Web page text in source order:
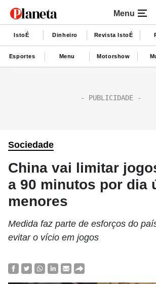
Menu
IstoÉ Dinheiro Revista IstoÉ
Esportes Menu Motorshow
Sociedade
China vai limitar
a 90 minutos por dia
menores
Medida faz parte de esforços do
evitar o vício em jogos